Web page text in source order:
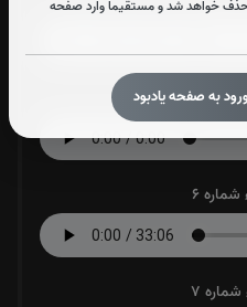
حذف خواهد شد و مستقیما وارد صفحه
به صفحه یادبود
5
6
7